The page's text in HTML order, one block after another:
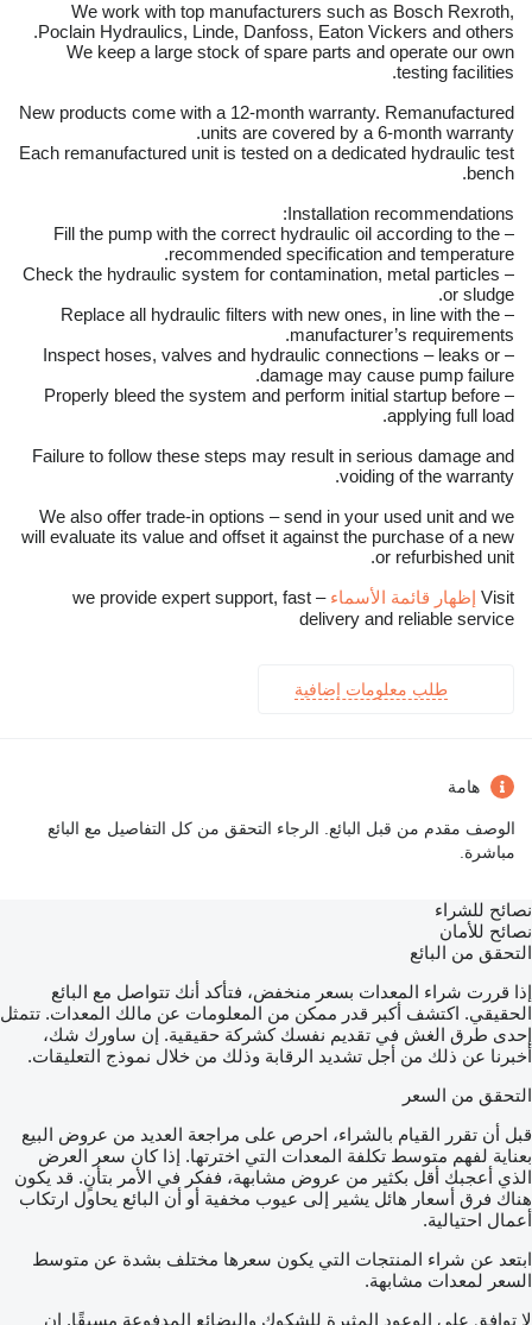
We work with top manufacturers such as Bosch Rexroth,
Poclain Hydraulics, Linde, Danfoss, Eaton Vickers and others.
We keep a large stock of spare parts and operate our own
testing facilities.
New products come with a 12-month warranty. Remanufactured
units are covered by a 6-month warranty.
Each remanufactured unit is tested on a dedicated hydraulic test
bench.
Installation recommendations:
– Fill the pump with the correct hydraulic oil according to the
recommended specification and temperature.
– Check the hydraulic system for contamination, metal particles
or sludge.
– Replace all hydraulic filters with new ones, in line with the
manufacturer’s requirements.
– Inspect hoses, valves and hydraulic connections – leaks or
damage may cause pump failure.
– Properly bleed the system and perform initial startup before
applying full load.
Failure to follow these steps may result in serious damage and
voiding of the warranty.
We also offer trade-in options – send in your used unit and we
will evaluate its value and offset it against the purchase of a new
or refurbished unit.
Visit إظهار قائمة الأسماء
– we provide expert support, fast
delivery and reliable service
طلب معلومات إضافية
هامة
الوصف مقدم من قبل البائع. الرجاء التحقق من كل التفاصيل مع البائع
مباشرة.
نصائح للشراء
نصائح للأمان
التحقق من البائع
إذا قررت شراء المعدات بسعر منخفض، فتأكد أنك تتواصل مع البائع
الحقيقي. اكتشف أكبر قدر ممكن من المعلومات عن مالك المعدات. تتمثل
إحدى طرق الغش في تقديم نفسك كشركة حقيقية. إن ساورك شك،
أخبرنا عن ذلك من أجل تشديد الرقابة وذلك من خلال نموذج التعليقات.
التحقق من السعر
قبل أن تقرر القيام بالشراء، احرص على مراجعة العديد من عروض البيع
بعناية لفهم متوسط تكلفة المعدات التي اخترتها. إذا كان سعر العرض
الذي أعجبك أقل بكثير من عروض مشابهة، ففكر في الأمر بتأنٍ. قد يكون
هناك فرق أسعار هائل يشير إلى عيوب مخفية أو أن البائع يحاول ارتكاب
أعمال احتيالية.
ابتعد عن شراء المنتجات التي يكون سعرها مختلف بشدة عن متوسط
السعر لمعدات مشابهة.
لا توافق على الوعود المثيرة للشكوك والبضائع المدفوعة مسبقًا. إن